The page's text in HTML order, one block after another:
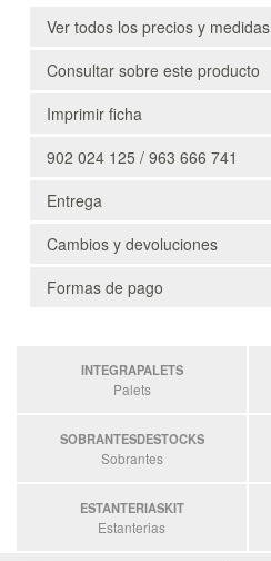
Ver todos los precios y medidas
Consultar sobre este producto
Imprimir ficha
902 024 125 / 963 666 741
Entrega
Cambios y devoluciones
Formas de pago
INTEGRAPALETS
Palets
SOBRANTESDESTOCKS
Sobrantes
ESTANTERIASKIT
Estanterias